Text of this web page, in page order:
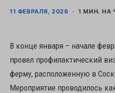
11 ФЕВРАЛЯ, 2026 1 МИН. НА
В конце января – начале
провел профилактический
ферму, расположенную в
Мероприятие проводилось